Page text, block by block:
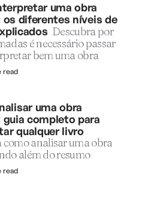
uma obra
os diferentes níveis de
Descubra por
é necessário passar
bem uma obra
read
uma obra
guia completo para
qualquer livro
analisar uma obra
além do resumo
read